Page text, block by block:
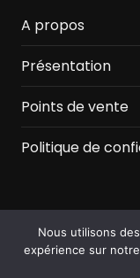
A propos
Présentation
Points de vente
Politique de
©2026
Nous utilisons
expérience sur